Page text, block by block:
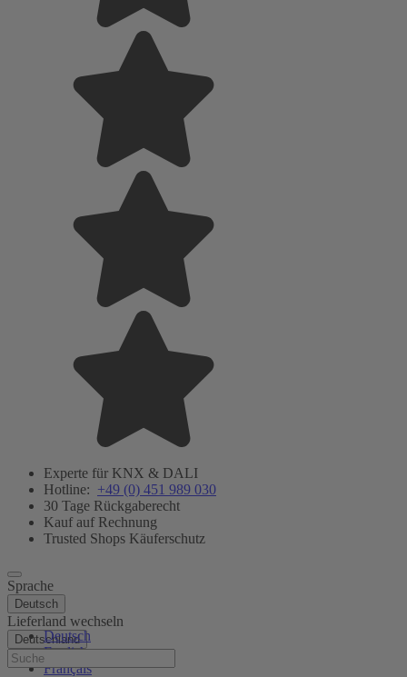
Experte für KNX & DALI
Hotline: +49 (0) 451 989 030
30 Tage Rückgaberecht
Kauf auf Rechnung
Trusted Shops Käuferschutz
Sprache
Deutsch
Deutsch
English
Français
Lieferland wechseln
Deutschland
Hilfe